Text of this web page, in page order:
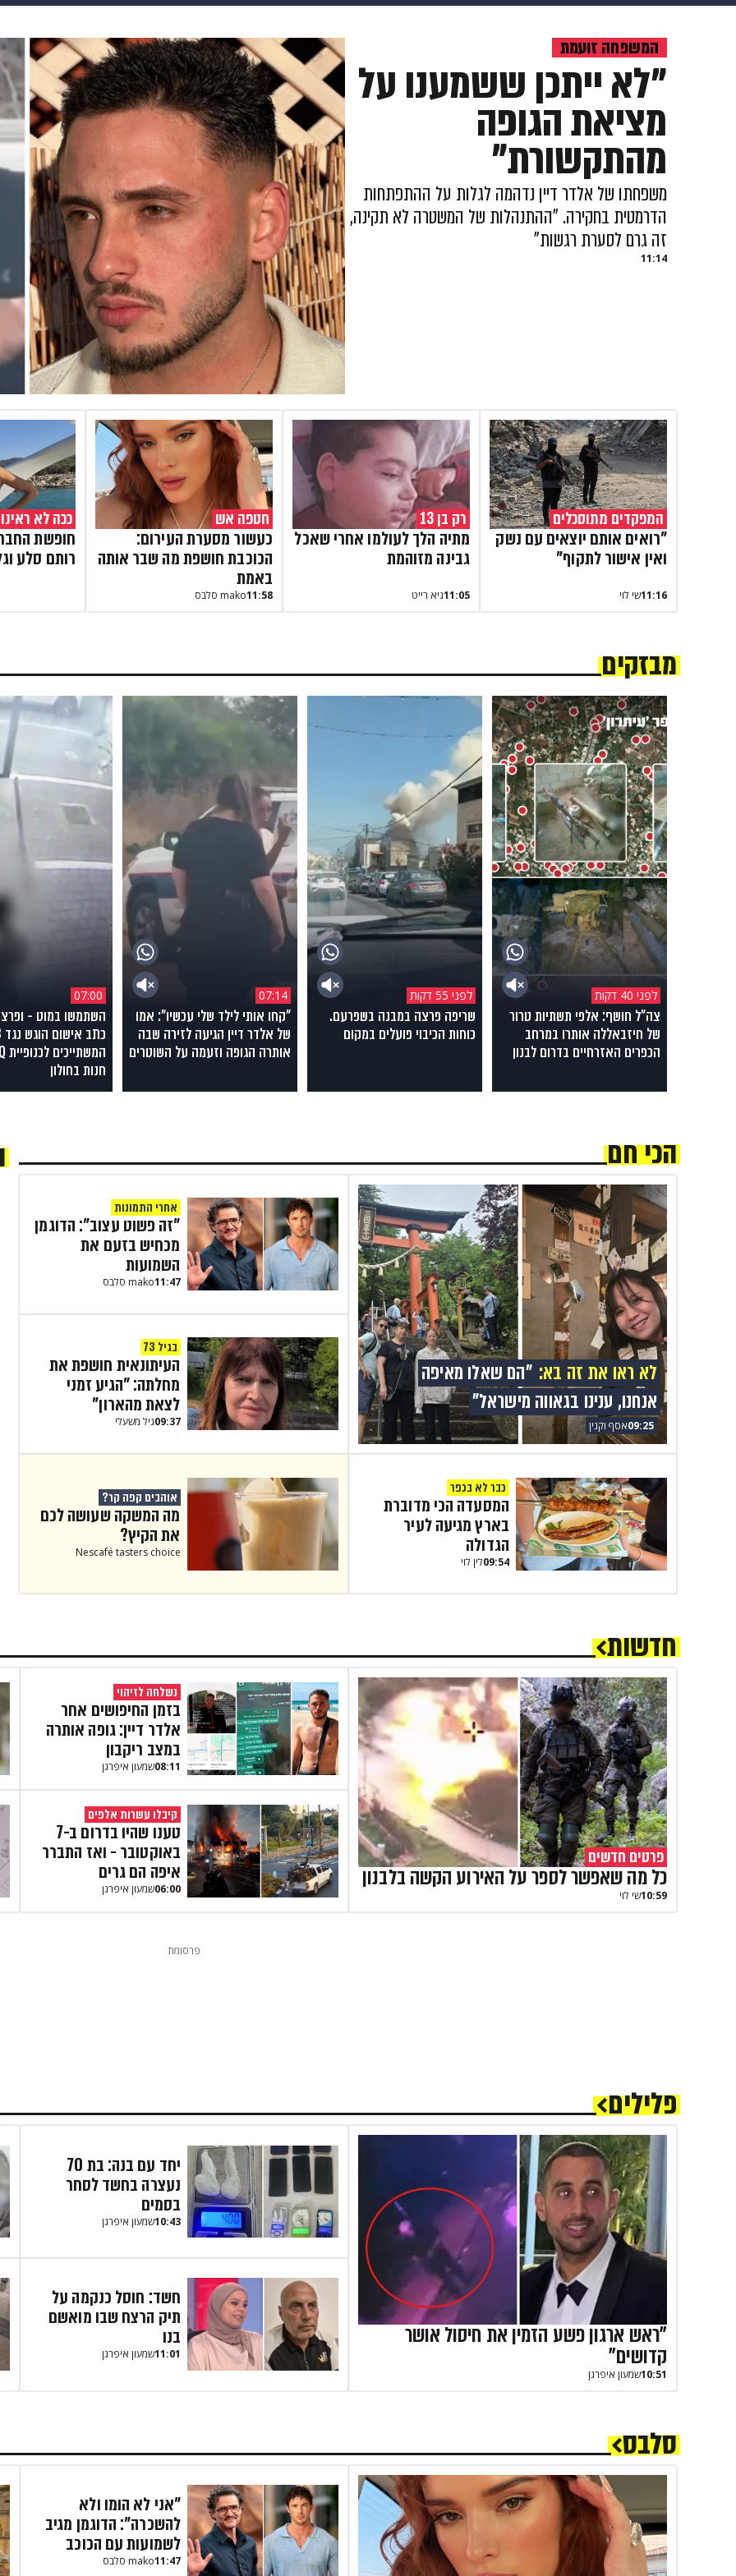
מוזיקה makoZ בריאות HIX ספורט כסף הורים
דיגיטל גאווה ויוה משפט תשעה חודשים מתכונים פרויקטים מיוחדים
המשפחה זועמת
"לא ייתכן ששמענו על
מציאת הגופה
מהתקשורת"
משפחתו של אלדר דיין נדהמה לגלות על ההתפתחות
הדרמטית בחקירה. "ההתנהלות של המשטרה לא תקינה,
זה גרם לסערת רגשות"
11:14
המפקדים מתוסכלים
"רואים אותם יוצאים עם נשק
ואין אישור לתקוף"
11:16שי לוי
רק בן 13
מתיה הלך לעולמו אחרי שאכל
גבינה מזוהמת
11:05גיא רייט
חטפה אש
כעשור מסערת העירום:
הכוכבת חושפת מה שבר אותה
באמת
11:58mako סלבס
ככה לא
חופשת
רותם סלע
מבזקים
לפני 40 דקות
צה"ל חושף: אלפי תשתיות טרור
של חיזבאללה אותרו במרחב
הכפרים האזרחיים בדרום לבנון
לפני 55 דקות
שריפה פרצה במבנה בשפרעם.
כוחות הכיבוי פועלים במקום
07:14
"קחו אותי לילד שלי עכשיו": אמו
של אלדר דיין הגיעה לזירה שבה
אותרה הגופה וזעמה על השוטרים
07:00
השתמשו במוט -
חנות בחולון
הכי חם
לא ראו את זה בא: "הם שאלו מאיפה
אנחנו, ענינו בגאווה מישראל"
09:25אסף וקנין
אחרי התמונות
"זה פשוט עצוב": הדוגמן
מכחיש בזעם את
השמועות
11:47mako סלבס
בגיל 73
העיתונאית חושפת את
מחלתה: "הגיע זמני
לצאת מהארון"
09:37גיל משעלי
כבר לא בכפר
המסעדה הכי מדוברת
בארץ מגיעה לעיר
הגדולה
09:54לין לוי
אוהבים קפה קר?
מה המשקה שעושה לכם
את הקיץ?
Nescafé tasters choice
חדשות
פרטים חדשים
כל מה שאפשר לספר על האירוע הקשה בלבנון
10:59שי לוי
נשלחה לזיהוי
בזמן החיפושים אחר
אלדר דיין: גופה אותרה
במצב ריקבון
08:11שמעון איפרגן​
קיבלו עשרות אלפים
טענו שהיו בדרום ב-7
באוקטובר - ואז התברר
איפה הם גרים
06:00שמעון איפרגן​
פרסומת
פלילים
"ראש ארגון פשע הזמין את חיסול אושר
קדושים"
10:51שמעון איפרגן​
יחד עם בנה: בת 70
נעצרה בחשד לסחר
בסמים
10:43שמעון איפרגן​
חשד: חוסל כנקמה על
תיק הרצח שבו מואשם
בנו
11:01שמעון איפרגן​
סלבס
"אני לא הומו ולא
להשכרה": הדוגמן מגיב
לשמועות עם הכוכב
11:47mako סלבס